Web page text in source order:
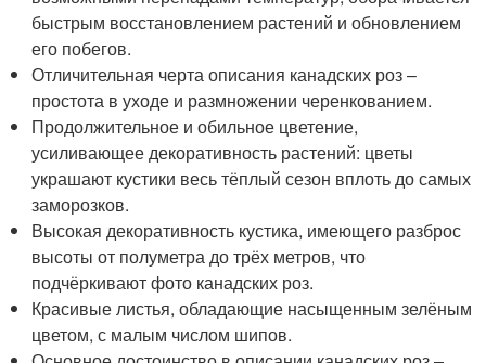
быстрым восстановлением растений и обновлением
его побегов.
Отличительная черта описания канадских роз –
простота в уходе и размножении черенкованием.
Продолжительное и обильное цветение,
усиливающее декоративность растений: цветы
украшают кустики весь тёплый сезон вплоть до самых
заморозков.
Высокая декоративность кустика, имеющего разброс
высоты от полуметра до трёх метров, что
подчёркивают фото канадских роз.
Красивые листья, обладающие насыщенным зелёным
цветом, с малым числом шипов.